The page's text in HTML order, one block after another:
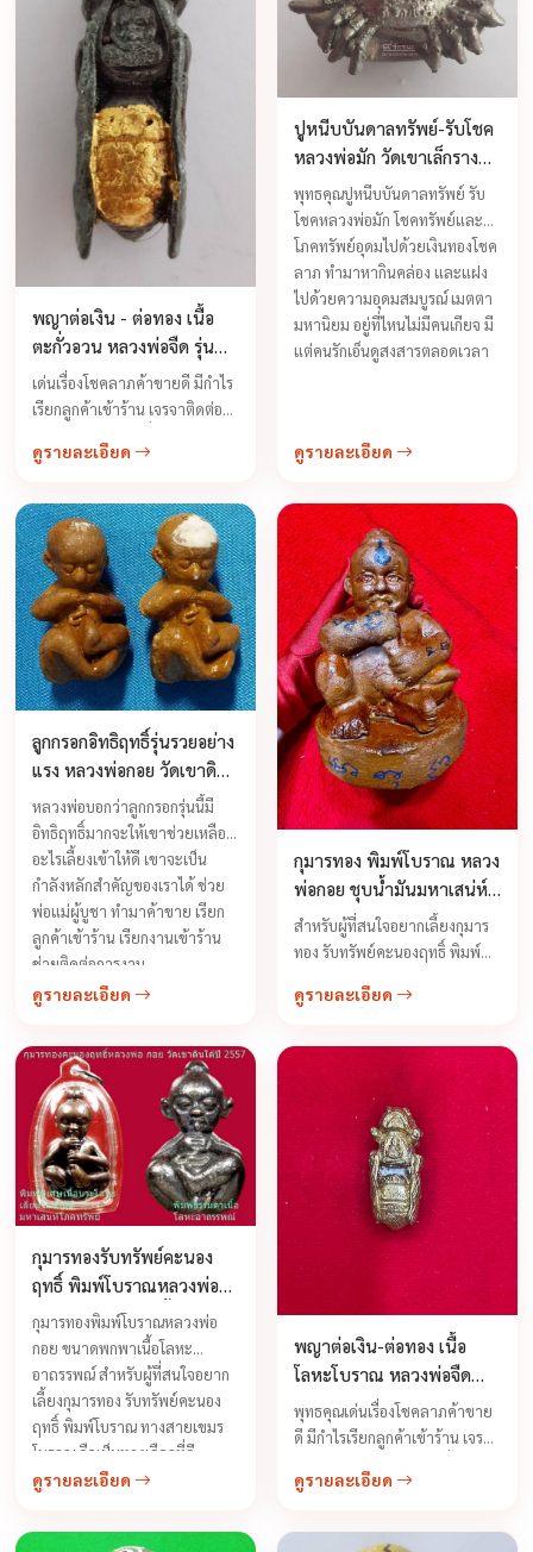
พญาต่อเงิน - ต่อทอง เนื้อ
ตะกั่วอวน หลวงพ่อจืด รุ่น
แรก ปี 2543 รุ่นประสบการณ์
เด่นเรื่องโชคลาภค้าขายดี มีกำไร
เรียกลูกค้าเข้าร้าน เจรจาติดต่อ
เรื่องง่ายได้อย่างสบาย อำนาจคุณ
แต่สามารถประจักษ์ได้ ต่อเมื่อมี
ความศรัทธาอย่างแน่วแน่ ท่าน
หลวงพ่อจืดให้คติข้อคิดอย่างหนึ่ง
ว่าวัตถุมงคลของท่านนั้น ...
ดูรายละเอียด
ปูหนีบบันดาลทรัพย์-รับโชค
หลวงพ่อมัก วัดเขาเล็กราง
สะเดา
พุทธคุณปูหนีบบันดาลทรัพย์ รับ
โชคหลวงพ่อมัก โชคทรัพย์และ
โภคทรัพย์อุดมไปด้วยเงินทองโชค
ลาภ ทำมาหากินคล่อง และแฝง
ไปด้วยความอุดมสมบูรณ์ เมตตา
มหานิยม อยู่ที่ไหนไม่มีคนเกียจ มี
แต่คนรักเอ็นดูสงสารตลอดเวลา
ดูรายละเอียด
ลูกกรอกอิทธิฤทธิ์รุ่นรวยอย่าง
แรง หลวงพ่อกอย วัดเขาดิน
ใต้ จ.บุรีรัมย์ ปี 2553
หลวงพ่อบอกว่าลูกกรอกรุ่นนี้มี
อิทธิฤทธิ์มากจะให้เขาช่วยเหลือ
อะไรเลี้ยงเข้าให้ดี เขาจะเป็น
กำลังหลักสำคัญของเราได้ ช่วย
พ่อแม่ผู้บูชา ทำมาค้าขาย เรียก
ลูกค้าเข้าร้าน เรียกงานเข้าร้าน
ช่วยติดต่อการงาน ...
ดูรายละเอียด
กุมารทอง พิมพ์โบราณ หลวง
พ่อกอย ชุบน้ำมันมหาเสน่ห์
โภคทรัพย์ ปี 2557
สำหรับผู้ที่สนใจอยากเลี้ยงกุมาร
ทอง รับทรัพย์คะนองฤทธิ์ พิมพ์
เป็นทางเลือกที่ดี จะรู้จักกันดีถึง
หลวงพ่อกอย เพราะเป็นกุมารทอง
กึ่งเทพกึ่งพรายที่มีฤทธิ์สูยงมาก
ทางด้านโชคลาภเมตตาค้าขาย ...
ดูรายละเอียด
กุมารทองรับทรัพย์คะนอง
ฤทธิ์ พิมพ์โบราณหลวงพ่อ
กอย ขนาดพกพาเนื้อโลหะ ปี
2557
กุมารทองพิมพ์โบราณหลวงพ่อ
กอย ขนาดพกพาเนื้อโลหะ
อาถรรพณ์ สำหรับผู้ที่สนใจอยาก
เลี้ยงกุมารทอง รับทรัพย์คะนอง
ฤทธิ์ พิมพ์โบราณ ทางสายเขมร
โบราณ คือเป็นทางเลือกที่ดี ...
ดูรายละเอียด
พญาต่อเงิน-ต่อทอง เนื้อ
โลหะโบราณ หลวงพ่อจืด
สวนปฏิบัติธรรมโพธิเศรษฐี
สร้างปี 2544
พุทธคุณเด่นเรื่องโชคลาภค้าขาย
ดี มีกำไรเรียกลูกค้าเข้าร้าน เจรจา
เป็นเรื่องง่ายได้อย่างสบาย
เหลือเชื่อแต่สามารถประจักษ์ได้
ดูรายละเอียด